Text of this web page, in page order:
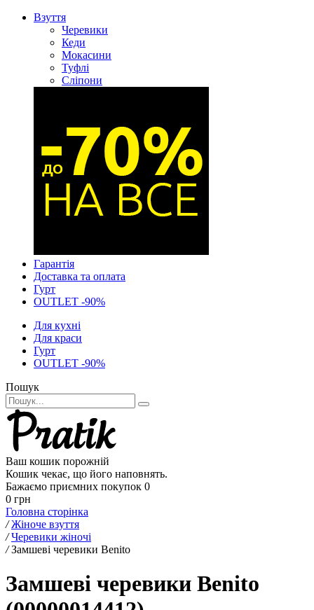
Взуття
Черевики
Кеди
Мокасини
Туфлі
Сліпони
Гарантія
Доставка та оплата
Гурт
OUTLET -90%
Для кухні
Для краси
Гурт
OUTLET -90%
Пошук
Ваш кошик порожній
Кошик чекає, що його наповнять.
Бажаємо приємних покупок 0
0 грн
Головна сторінка
/ Жіноче взуття
/ Черевики жіночі
/ Замшеві черевики Benito
Замшеві черевики Benito